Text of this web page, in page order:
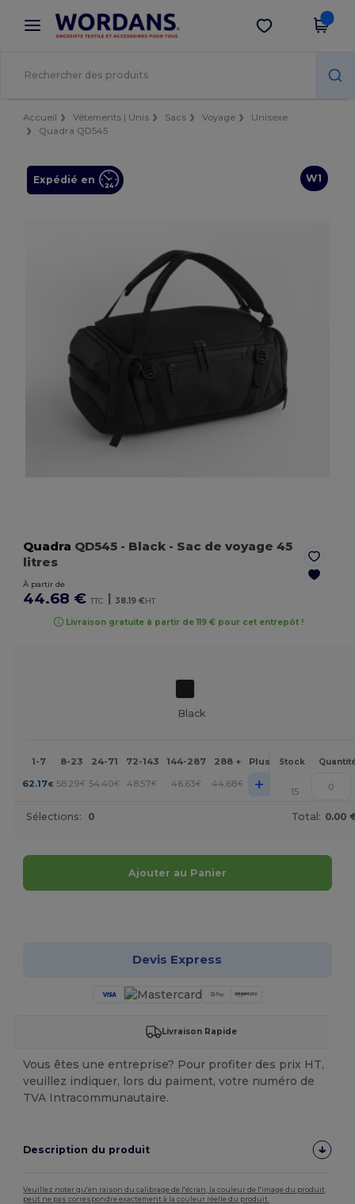
× Appli Wordans
Meilleurs prix sur l’app !
Obtenir l'appli
Accueil Vêtements | Unis Sacs Voyage
Unisexe
Quadra QD545
W1
Expédié en
Quadra QD545 - Black - Sac de voyage 45
litres
À partir de
44.68 € TTC | 38.19 €HT
Livraison gratuite à partir de 119 € pour cet entrepôt !
Black
1-7 8-23 24-71 72-143 144-287 288 + Plus Stock
62.17€ 58.29€ 54.40€ 48.57€ 46.63€ 44.68€ + 15
Sélections: 0 Total: 0.00
Ajouter au Panier
Devis Express
Livraison Rapide
Vous êtes une entreprise? Pour profiter des prix HT,
veuillez indiquer, lors du paiment, votre numéro de
TVA Intracommunautaire.
Description du produit
Veuillez noter qu'en raison du calibrage de l'écran, la couleur de l'image du produit
peut ne pas correspondre exactement à la couleur réelle du produit.